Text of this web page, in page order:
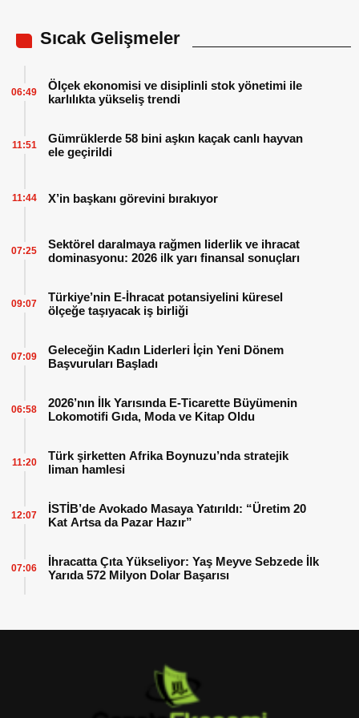
Sıcak Gelişmeler
Ölçek ekonomisi ve disiplinli stok yönetimi ile
karlılıkta yükseliş trendi
06:49
Gümrüklerde 58 bini aşkın kaçak canlı hayvan
ele geçirildi
11:51
X’in başkanı görevini bırakıyor
11:44
Sektörel daralmaya rağmen liderlik ve ihracat
dominasyonu: 2026 ilk yarı finansal sonuçları
07:25
Türkiye’nin E-İhracat potansiyelini küresel
ölçeğe taşıyacak iş birliği
09:07
Geleceğin Kadın Liderleri İçin Yeni Dönem
Başvuruları Başladı
07:09
2026’nın İlk Yarısında E-Ticarette Büyümenin
Lokomotifi Gıda, Moda ve Kitap Oldu
06:58
Türk şirketten Afrika Boynuzu’nda stratejik
liman hamlesi
11:20
İSTİB’de Avokado Masaya Yatırıldı: “Üretim 20
Kat Artsa da Pazar Hazır”
12:07
İhracatta Çıta Yükseliyor: Yaş Meyve Sebzede İlk
Yarıda 572 Milyon Dolar Başarısı
07:06